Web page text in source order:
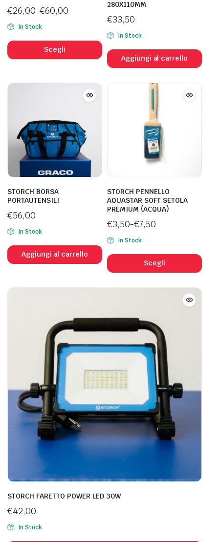
€26,00-€60,00
Fascia
di
prezzo:
da
€60,00
In Stock
Scegli
Questo
prodotto
ha
prodotto
280X110MM
€33,50
In Stock
Aggiungi al carrello
STORCH BORSA
PORTAUTENSILI
€56,00
In Stock
Aggiungi al carrello
STORCH PENNELLO
AQUASTAR SOFT SETOLA
PREMIUM (ACQUA)
€3,50-€7,50
Fascia
di
prezzo:
da
a
In Stock
Scegli
STORCH FARETTO POWER LED 30W
€42,00
In Stock